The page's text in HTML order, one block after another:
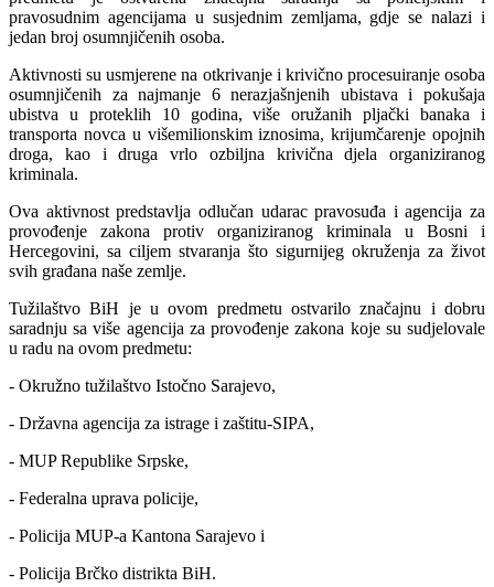
pravosudnim agencijama u susjednim zemljama, gdje se nalazi i
jedan broj osumnjičenih osoba.
Aktivnosti su usmjerene na otkrivanje i krivično procesuiranje osoba
osumnjičenih za najmanje 6 nerazjašnjenih ubistava i pokušaja
ubistva u proteklih 10 godina, više oružanih pljački banaka i
transporta novca u višemilionskim iznosima, krijumčarenje opojnih
droga, kao i druga vrlo ozbiljna krivična djela organiziranog
kriminala.
Ova aktivnost predstavlja odlučan udarac pravosuđa i agencija za
provođenje zakona protiv organiziranog kriminala u Bosni i
Hercegovini, sa ciljem stvaranja što sigurnijeg okruženja za život
svih građana naše zemlje.
Tužilaštvo BiH je u ovom predmetu ostvarilo značajnu i dobru
saradnju sa više agencija za provođenje zakona koje su sudjelovale
u radu na ovom predmetu:
- Okružno tužilaštvo Istočno Sarajevo,
- Državna agencija za istrage i zaštitu-SIPA,
- MUP Republike Srpske,
- Federalna uprava policije,
- Policija MUP-a Kantona Sarajevo i
- Policija Brčko distrikta BiH.